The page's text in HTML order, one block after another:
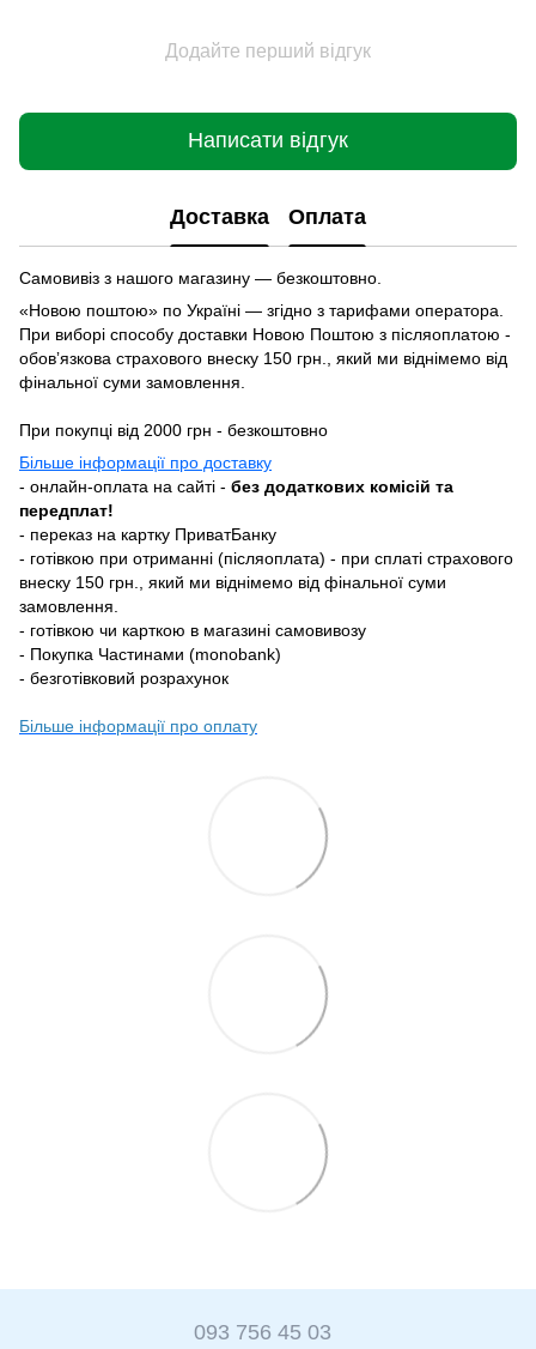
Додайте перший відгук
Написати відгук
Доставка Оплата
Самовивіз з нашого магазину — безкоштовно.
«Новою поштою» по Україні — згідно з тарифами оператора.
При виборі способу доставки Новою Поштою з післяоплатою -
обовʼязкова страхового внеску 150 грн., який ми віднімемо від
фінальної суми замовлення.
При покупці від 2000 грн - безкоштовно
Більше інформації про доставку
- онлайн-оплата на сайті - без додаткових комісій та
передплат!
- переказ на картку ПриватБанку
- готівкою при отриманні (післяоплата) - при сплаті страхового
внеску 150 грн., який ми віднімемо від фінальної суми
замовлення.
- готівкою чи карткою в магазині самовивозу
- Покупка Частинами (monobank)
- безготівковий розрахунок
Більше інформації про оплату
093 756 45 03